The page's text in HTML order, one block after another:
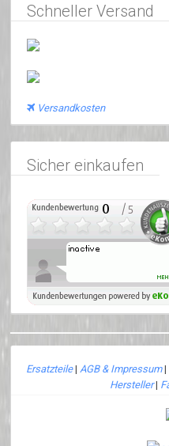
Schneller Versand
Versandkosten
Sicher einkaufen
Ersatzteile| AGB & Impressum|
Hersteller|